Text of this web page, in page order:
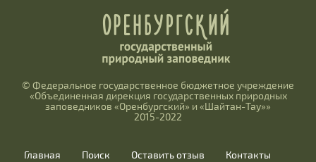
© Федеральное государственное бюджетное учреждение
«Объединенная дирекция государственных природных
заповедников «Оренбургский» и «Шайтан-Тау»»
2015-2022
Главная Поиск Оставить отзыв
Контакты